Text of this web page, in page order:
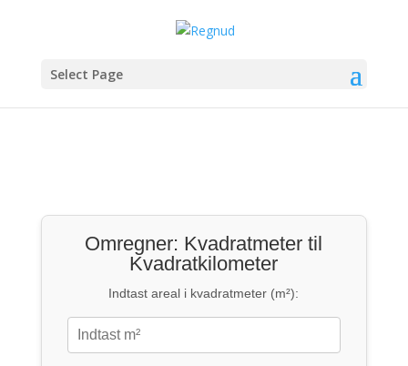
Select Page
Omregner: Kvadratmeter til
Kvadratkilometer
Indtast areal i kvadratmeter (m²):